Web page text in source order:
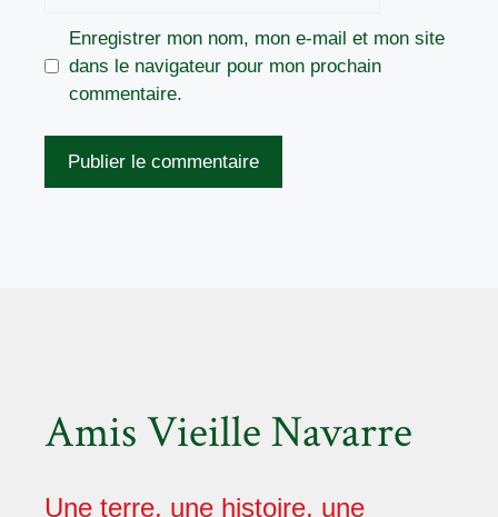
Enregistrer mon nom, mon e-mail et mon site
dans le navigateur pour mon prochain
commentaire.
Amis Vieille Navarre
Une terre, une histoire, une